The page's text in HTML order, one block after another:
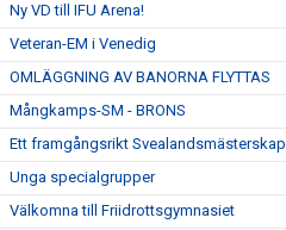
Ny VD till IFU Arena!
Veteran-EM i Venedig
OMLÄGGNING AV BANORNA FLYTTAS
Mångkamps-SM - BRONS
Ett framgångsrikt Svealandsmästerskap
Unga specialgrupper
Välkomna till Friidrottsgymnasiet